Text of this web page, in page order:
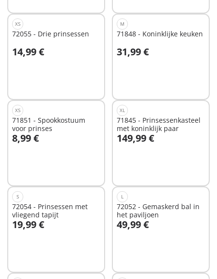
XS
72055 - Drie prinsessen
14,99 €
In winkelwagen
M
71848 - Koninklijke keuken
31,99 €
In winkelwagen
XS
71851 - Spookkostuum
voor prinses
8,99 €
In winkelwagen
XL
71845 - Prinsessenkasteel
met koninklijk paar
149,99 €
In winkelwagen
S
72054 - Prinsessen met
vliegend tapijt
19,99 €
In winkelwagen
L
72052 - Gemaskerd bal in
het paviljoen
49,99 €
In winkelwagen